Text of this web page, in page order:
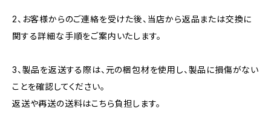
2、お客様からのご連絡を受けた後、当店から返品または交換に
関する詳細な手順をご案内いたします。
3、製品を返送する際は、元の梱包材を使用し、製品に損傷がない
ことを確認してください。
返送や再送の送料はこちら負担します。